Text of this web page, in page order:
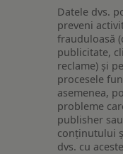
Datele dvs.
preveni
frauduloasă
publicitate,
reclame) și
procesele
asemenea,
probleme
publisher
conținutului
dvs. cu